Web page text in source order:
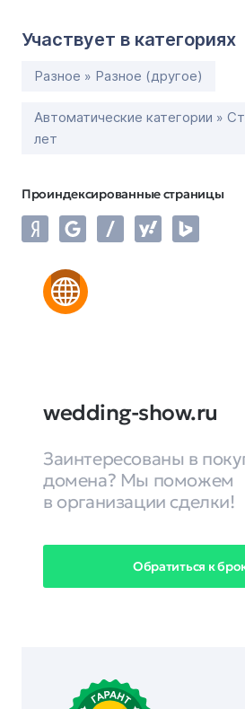
Участвует в категориях
Разное » Разное (другое)
Автоматические категории »
лет
Проиндексированные страницы
wedding-show.ru
Заинтересованы в
домена? Мы поможем
в организации сделки!
Обратиться к